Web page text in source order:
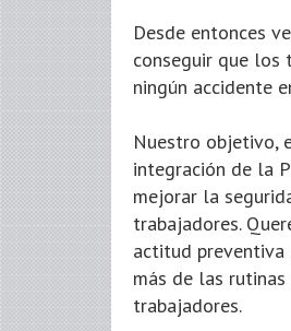
Desde entonces
conseguir que los
ningún accidente
Nuestro objetivo,
integración de la
mejorar la
trabajadores.
actitud preventiva
más de las
trabajadores.